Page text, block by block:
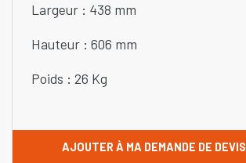
Largeur : 438 mm
Hauteur : 606 mm
Poids : 26 Kg
AJOUTER À MA DEMANDE DE DEVIS